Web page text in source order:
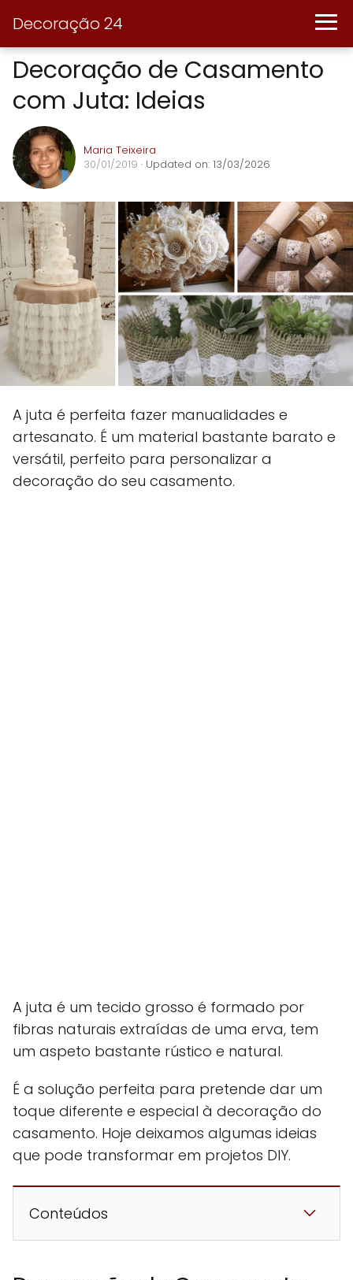
Decoração 24
Decoração de Casamento
com Juta: Ideias
Maria Teixeira
30/01/2019 · Updated on: 13/03/2026
A juta é perfeita fazer manualidades e
artesanato. É um material bastante barato e
versátil, perfeito para personalizar a
decoração do seu casamento.
A juta é um tecido grosso é formado por
fibras naturais extraídas de uma erva, tem
um aspeto bastante rústico e natural.
É a solução perfeita para pretende dar um
toque diferente e especial à decoração do
casamento. Hoje deixamos algumas ideias
que pode transformar em projetos DIY.
Conteúdos